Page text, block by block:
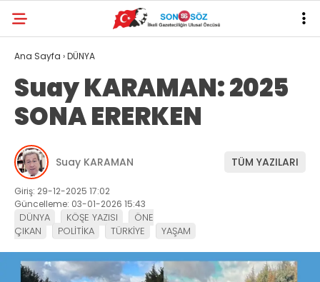
Ana Sayfa ›DÜNYA
Suay KARAMAN: 2025
SONA ERERKEN
Suay KARAMAN TÜM YAZILARI
Giriş: 29-12-2025 17:02
Güncelleme: 03-01-2026 15:43
DÜNYA KÖŞE YAZISI
ÖNE
ÇIKAN
POLİTİKA TÜRKİYE YAŞAM